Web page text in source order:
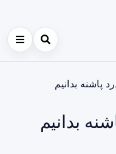
پاشنه بدانیم
بدانیم